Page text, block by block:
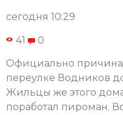
сегодня 10:29
41 0
Официально
переулке Водников
Жильцы же этого
поработал пироман.